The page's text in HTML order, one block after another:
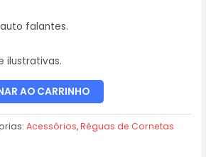
falantes.
ilustrativas.
AO CARRINHO
Acessórios,Réguas de Cornetas